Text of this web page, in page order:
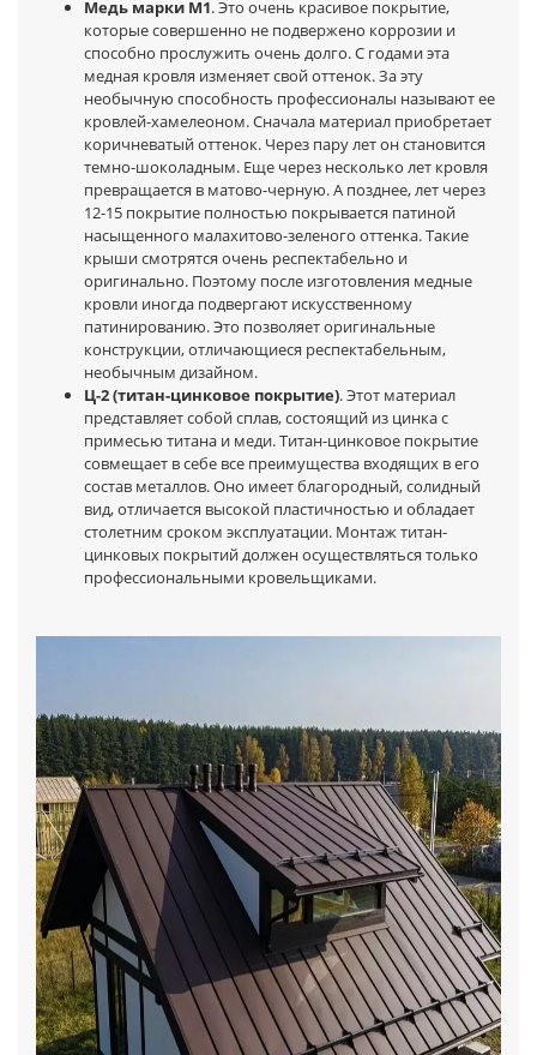
Медь марки М1. Это очень красивое покрытие,
которые совершенно не подвержено коррозии и
способно прослужить очень долго. С годами эта
медная кровля изменяет свой оттенок. За эту
необычную способность профессионалы называют ее
кровлей-хамелеоном. Сначала материал приобретает
коричневатый оттенок. Через пару лет он становится
темно-шоколадным. Еще через несколько лет кровля
превращается в матово-черную. А позднее, лет через
12-15 покрытие полностью покрывается патиной
насыщенного малахитово-зеленого оттенка. Такие
крыши смотрятся очень респектабельно и
оригинально. Поэтому после изготовления медные
кровли иногда подвергают искусственному
патинированию. Это позволяет оригинальные
конструкции, отличающиеся респектабельным,
необычным дизайном.
Ц-2 (титан-цинковое покрытие). Этот материал
представляет собой сплав, состоящий из цинка с
примесью титана и меди. Титан-цинковое покрытие
совмещает в себе все преимущества входящих в его
состав металлов. Оно имеет благородный, солидный
вид, отличается высокой пластичностью и обладает
столетним сроком эксплуатации. Монтаж титан-
цинковых покрытий должен осуществляться только
профессиональными кровельщиками.